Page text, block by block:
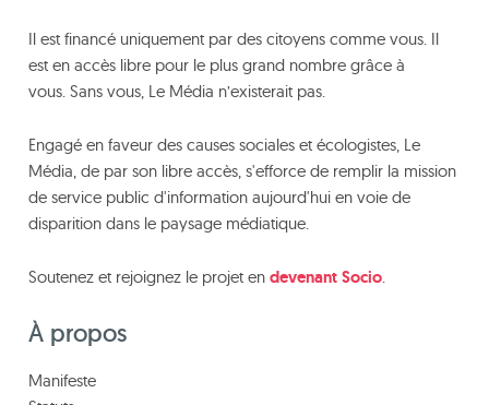
Il est financé uniquement par des citoyens comme vous. Il
est en accès libre pour le plus grand nombre grâce à
vous. Sans vous, Le Média n’existerait pas.
Engagé en faveur des causes sociales et écologistes, Le
Média, de par son libre accès, s'efforce de remplir la mission
de service public d'information aujourd'hui en voie de
disparition dans le paysage médiatique.
Soutenez et rejoignez le projet en devenant Socio.
À propos
Manifeste